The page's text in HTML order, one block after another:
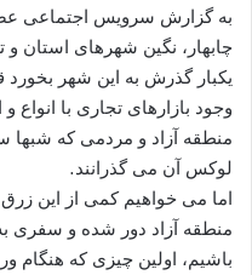
به گزارش سرویس اجتماعی
چابهار، نگین شهرهای استان و
یکبار گذرش به این شهر
وجود بازارهای تجاری با
منطقه آزاد و مردمی که شبها
لوکس آن می گذرانند.
اما می خواهیم کمی از این زرق
منطقه آزاد دور شده و سفری
باشیم، اولین چیزی که هنگام